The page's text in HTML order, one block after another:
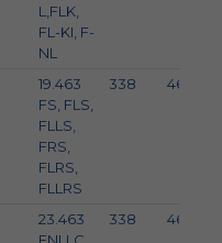
L,FLK,
FL-KI, F-
NL
19.463
FS, FLS,
FLLS,
FRS,
FLRS,
FLLRS
338 460
23.463
338 460